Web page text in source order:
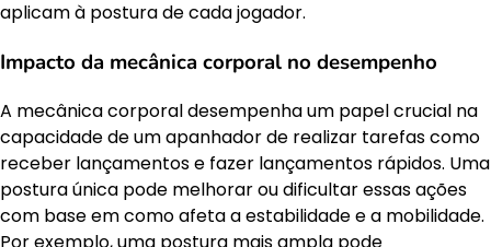
aplicam à postura de cada jogador.
Impacto da mecânica corporal no desempenho
A mecânica corporal desempenha um papel crucial na
capacidade de um apanhador de realizar tarefas como
receber lançamentos e fazer lançamentos rápidos. Uma
postura única pode melhorar ou dificultar essas ações
com base em como afeta a estabilidade e a mobilidade.
Por exemplo, uma postura mais ampla pode